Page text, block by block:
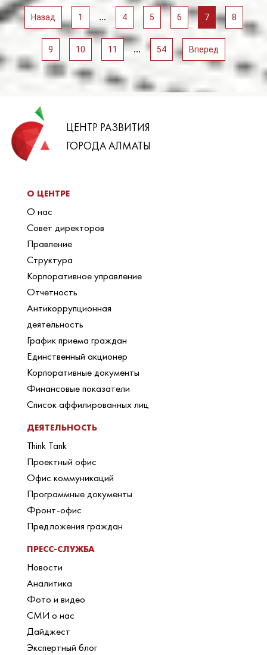
Назад 1 ... 4 5 6 7 8
9 10 11 ... 54 Вперед
ЦЕНТР РАЗВИТИЯ
ГОРОДА АЛМАТЫ
О ЦЕНТРЕ
О нас
Совет директоров
Правление
Структура
Корпоративное управление
Отчетность
Антикоррупционная
деятельность
График приема граждан
Единственный акционер
Корпоративные документы
Финансовые показатели
Список аффилированных лиц
ДЕЯТЕЛЬНОСТЬ
Think Tank
Проектный офис
Офис коммуникаций
Программные документы
Фронт-офис
Предложения граждан
ПРЕСС-СЛУЖБА
Новости
Аналитика
Фото и видео
СМИ о нас
Дайджест
Экспертный блог